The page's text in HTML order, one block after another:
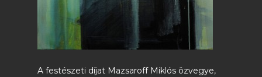
A festészeti díjat Mazsaroff Miklós özvegye,